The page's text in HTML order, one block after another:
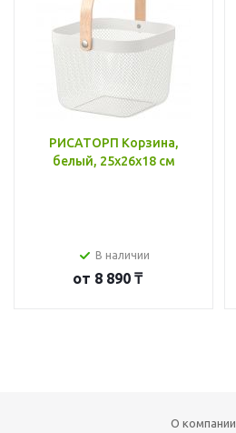
РИСАТОРП Корзина,
белый, 25x26x18 см
В наличии
от 8 890 ₸
О компании